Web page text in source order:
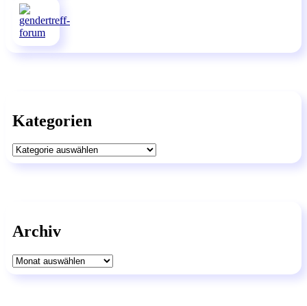
Kategorien
Kategorien
Archiv
Archiv